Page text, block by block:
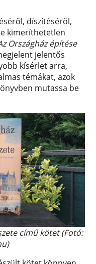
díszítéséről,
kimeríthetetlen
Országház építése
jelentős
kísérlet arra,
témákat, azok
mutassa be
című kötet (Fotó: